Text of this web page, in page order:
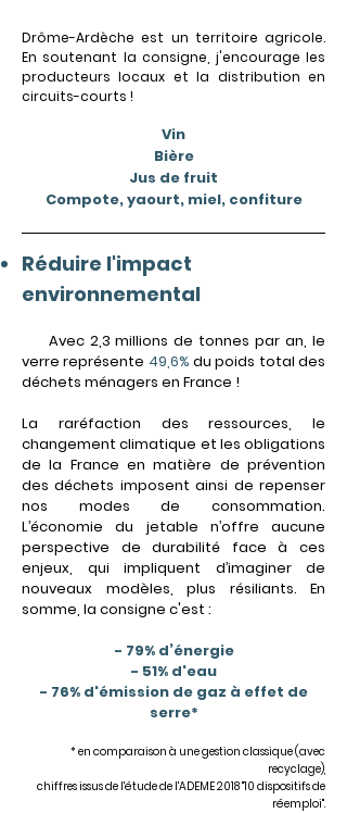
Drôme-Ardèche est un territoire agricole.
En soutenant la consigne, j'encourage les
producteurs locaux et la distribution en
circuits-courts !
Vin
Bière
Jus de fruit
Compote, yaourt, miel, confiture
Réduire l'impact
environnemental
Avec 2,3 millions de tonnes par an, le
verre représente 49,6% du poids total des
déchets ménagers en France !
La raréfaction des ressources, le
changement climatique et les obligations
de la France en matière de prévention
des déchets imposent ainsi de repenser
nos modes de consommation.
L’économie du jetable n’offre aucune
perspective de durabilité face à ces
enjeux, qui impliquent d’imaginer de
nouveaux modèles, plus résiliants. En
somme, la consigne c'est :
- 79% d’énergie
- 51% d'eau
- 76% d'émission de gaz à effet de
serre*
* en comparaison à une gestion classique (avec
recyclage),
chiffres issus de l'étude de l'ADEME 2018 "10 dispositifs de
réemploi".